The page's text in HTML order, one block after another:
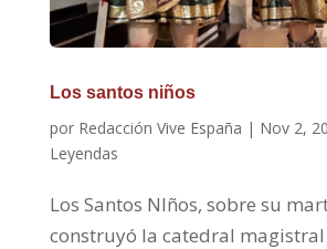
Los santos niños
por Redacción Vive España | Nov 2,
Leyendas
Los Santos NIños, sobre su
construyó la catedral